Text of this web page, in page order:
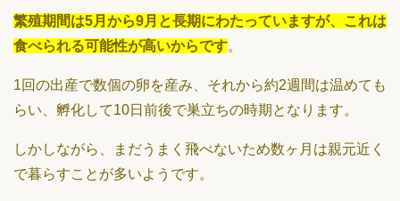
繁殖期間は5月から9月と長期にわたっていますが、これは
食べられる可能性が高いからです。
1回の出産で数個の卵を産み、それから約2週間は温めても
らい、孵化して10日前後で巣立ちの時期となります。
しかしながら、まだうまく飛べないため数ヶ月は親元近く
で暮らすことが多いようです。